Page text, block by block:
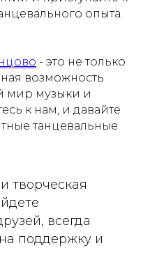
опыта.
- это не только
возможность
мир музыки и
к нам, и давайте
танцевальные
творческая
всегда
поддержку и